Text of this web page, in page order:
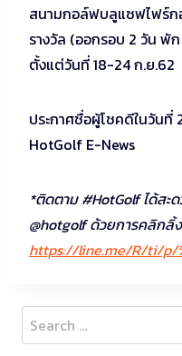
สนามกอล์ฟบลูแซฟไฟร์ก
รางวัล (ออกรอบ 2 วัน พั
ตั้งแต่วันที่ 18-24 ก.ย.62
ประกาศชื่อผู้โชคดีในวันที่
HotGolf E-News
*ติดตาม #HotGolf ได้สะ
@hotgolf ด้วยการคลิกลิ้
https://line.me/R/ti/p/
Search
for: